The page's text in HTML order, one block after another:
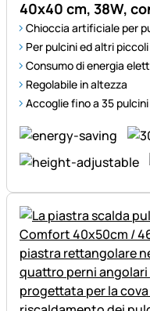
40x40 cm, 38W,
Chioccia artificiale per
Per pulcini ed altri
Consumo di energia
Regolabile in altezza
Accoglie fino a 35 pulcini